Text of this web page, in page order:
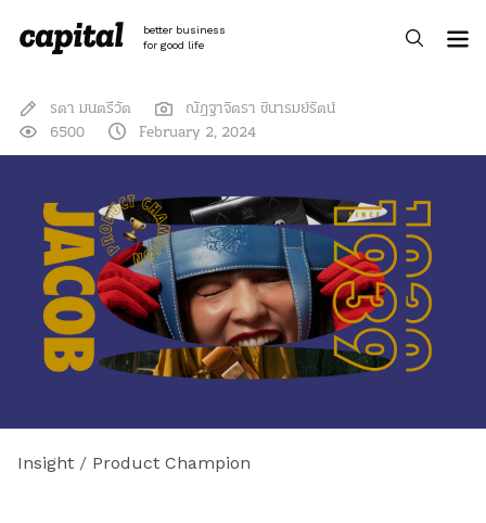
content
better business
for good life
รตา มนตรีวัต
ณัฎฐาจิตรา ชินารมย์รัตน์
6500
February 2, 2024
Insight / Product Champion